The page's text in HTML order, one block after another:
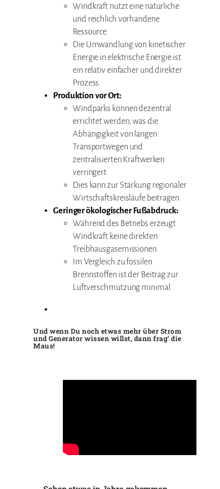
Windkraft nutzt eine natürliche
und reichlich vorhandene
Ressource.
Die Umwandlung von kinetischer
Energie in elektrische Energie ist
ein relativ einfacher und direkter
Prozess.
Produktion vor Ort:
Windparks können dezentral
errichtet werden, was die
Abhängigkeit von langen
Transportwegen und
zentralisierten Kraftwerken
verringert.
Dies kann zur Stärkung regionaler
Wirtschaftskreisläufe beitragen.
Geringer ökologischer Fußabdruck:
Während des Betriebs erzeugt
Windkraft keine direkten
Treibhausgasemissionen.
Im Vergleich zu fossilen
Brennstoffen ist der Beitrag zur
Luftverschmutzung minimal.
Und wenn Du noch etwas mehr über Strom
und Generator wissen willst, dann frag‘ die
Maus!